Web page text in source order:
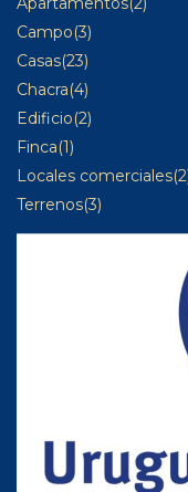
Campo(3)
Casas(23)
Chacra(4)
Edificio(2)
Finca(1)
Locales comerciales
Terrenos(3)